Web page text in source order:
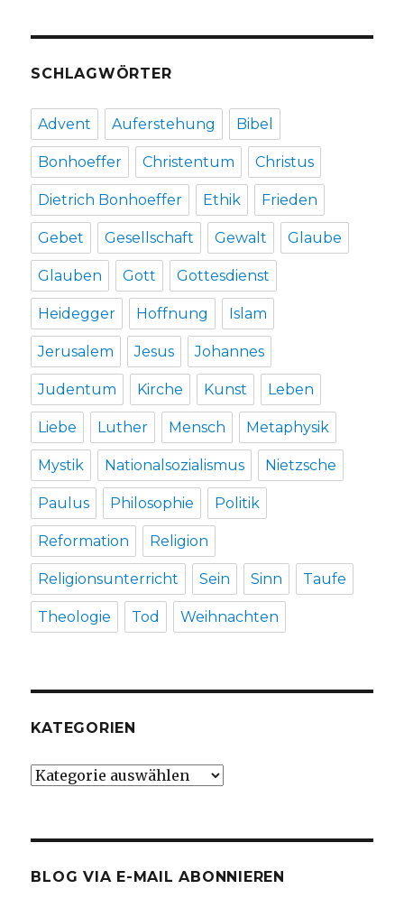
Markus
SCHLAGWÖRTER
Advent Auferstehung Bibel
Bonhoeffer Christentum Christus
Dietrich Bonhoeffer Ethik Frieden
Gebet Gesellschaft Gewalt Glaube
Glauben Gott Gottesdienst
Heidegger Hoffnung Islam
Jerusalem Jesus Johannes
Judentum Kirche Kunst Leben
Liebe Luther Mensch Metaphysik
Mystik Nationalsozialismus Nietzsche
Paulus Philosophie Politik
Reformation Religion
Religionsunterricht Sein Sinn Taufe
Theologie Tod Weihnachten
KATEGORIEN
Kategorien
BLOG VIA E-MAIL ABONNIEREN